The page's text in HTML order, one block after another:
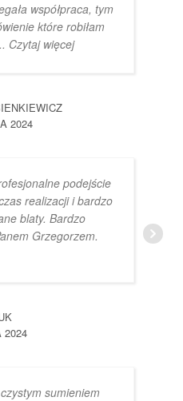
współpraca, tym
które robiłam
Czytaj więcej
2024
podejście
realizacji i bardzo
blaty. Bardzo
Grzegorzem.
2024
sumieniem